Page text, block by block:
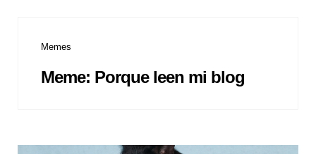
Memes
Meme: Porque leen mi blog